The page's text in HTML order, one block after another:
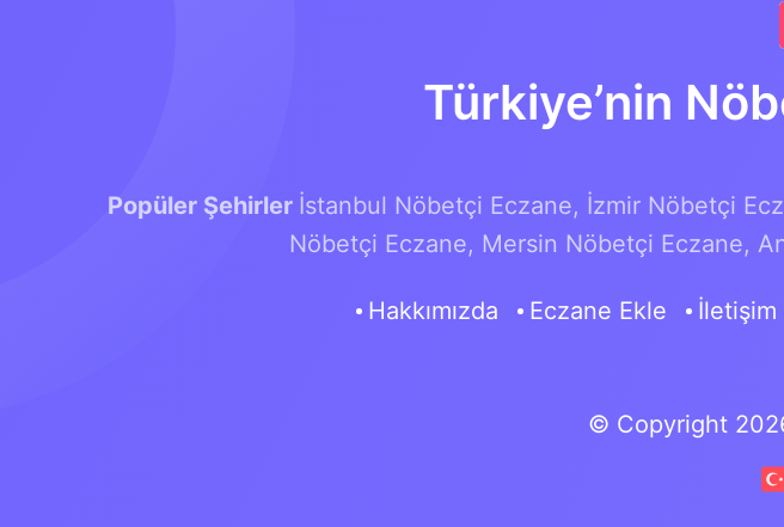
Türkiye’nin
Popüler Şehirler İstanbul Nöbetçi Eczane, İzmir Nöbetçi
Nöbetçi Eczane, Mersin Nöbetçi Eczane,
Hakkımızda Eczane Ekle İletişim
© Copyright